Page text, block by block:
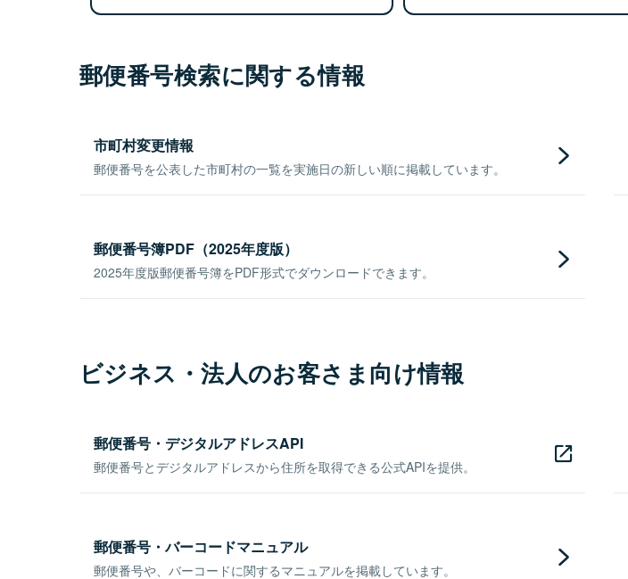
郵便番号検索に関する情報
市町村変更情報
郵便番号を公表した市町村の一覧を実施日の新しい順に掲載しています。
郵便番号簿PDF（2025年度版）
2025年度版郵便番号簿をPDF形式でダウンロードできます。
ビジネス・法人のお客さま向け情報
郵便番号・デジタルアドレスAPI
郵便番号とデジタルアドレスから住所を取得できる公式APIを提供。
郵便番号・バーコードマニュアル
郵便番号や、バーコードに関するマニュアルを掲載しています。